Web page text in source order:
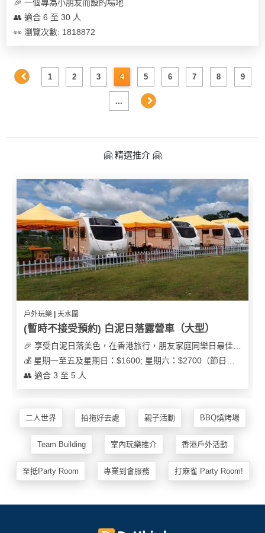
🎉 一個專為小朋友而設的場地
👥 適合 6 至 30 人
👀 瀏覽次數: 1818872
1 2 3 4 5 6 7 8 9
...
🤗 精選推介 🤗
戶外玩樂 | 天水圍
(暫時不接受預約) 白泥日落露營車（大型）
👥 適合 3 至 5 人
二人世界 拍拖好去處 親子活動 BBQ燒烤場
Team Building 室內玩樂推介 香港戶外活動
至抵Party Room 專業到會服務 打麻雀 Party Room!